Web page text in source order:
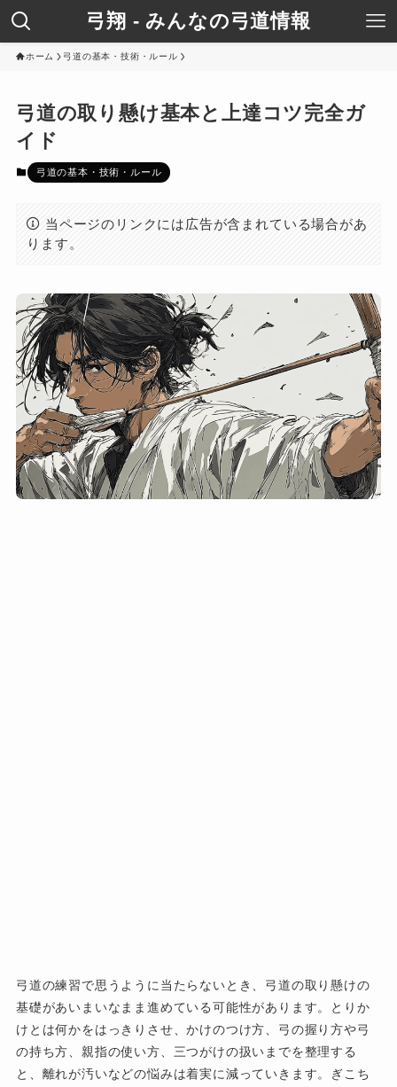
弓翔 - みんなの弓道情報
ホーム 弓道の基本・技術・ルール
弓道の取り懸け基本と上達コツ完全ガ
イド
弓道の基本・技術・ルール
当ページのリンクには広告が含まれている場合があ
ります。
弓道の練習で思うように当たらないとき、弓道の取り懸けの
基礎があいまいなまま進めている可能性があります。とりか
けとは何かをはっきりさせ、かけのつけ方、弓の握り方や弓
の持ち方、親指の使い方、三つがけの扱いまでを整理する
と、離れが汚いなどの悩みは着実に減っていきます。ぎこち